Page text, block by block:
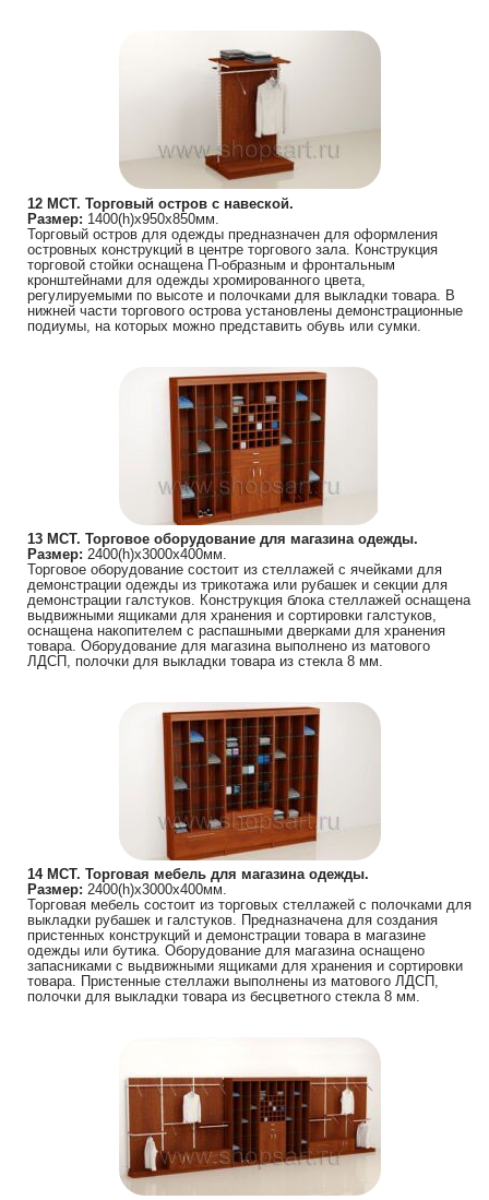
12 МСТ. Торговый остров с навеской.
Размер: 1400(h)х950х850мм.
Торговый остров для одежды предназначен для оформления
островных конструкций в центре торгового зала. Конструкция
торговой стойки оснащена П-образным и фронтальным
кронштейнами для одежды хромированного цвета,
регулируемыми по высоте и полочками для выкладки товара. В
нижней части торгового острова установлены демонстрационные
подиумы, на которых можно представить обувь или сумки.
13 МСТ. Торговое оборудование для магазина одежды.
Размер: 2400(h)х3000х400мм.
Торговое оборудование состоит из стеллажей с ячейками для
демонстрации одежды из трикотажа или рубашек и секции для
демонстрации галстуков. Конструкция блока стеллажей оснащена
выдвижными ящиками для хранения и сортировки галстуков,
оснащена накопителем с распашными дверками для хранения
товара. Оборудование для магазина выполнено из матового
ЛДСП, полочки для выкладки товара из стекла 8 мм.
14 МСТ. Торговая мебель для магазина одежды.
Размер: 2400(h)х3000х400мм.
Торговая мебель состоит из торговых стеллажей с полочками для
выкладки рубашек и галстуков. Предназначена для создания
пристенных конструкций и демонстрации товара в магазине
одежды или бутика. Оборудование для магазина оснащено
запасниками с выдвижными ящиками для хранения и сортировки
товара. Пристенные стеллажи выполнены из матового ЛДСП,
полочки для выкладки товара из бесцветного стекла 8 мм.